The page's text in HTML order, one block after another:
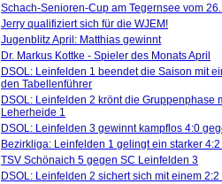
Schach-Senioren-Cup am Tegernsee vom
Jerry qualifiziert sich für die WJEM!
Jugenblitz April: Matthias gewinnt
Dr. Markus Kottke - Spieler des Monats April
DSOL: Leinfelden 1 beendet die Saison mit
den Tabellenführer
DSOL: Leinfelden 2 krönt die Gruppenphase
Leherheide 1
DSOL: Leinfelden 3 gewinnt kampflos 4:0
Bezirkliga: Leinfelden 1 gelingt ein starker
TSV Schönaich 5 gegen SC Leinfelden 3
DSOL: Leinfelden 2 sichert sich mit einem